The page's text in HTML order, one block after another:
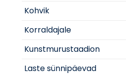
Kohvik
Korraldajale
Kunstmurustaadion
Laste sünnipäevad